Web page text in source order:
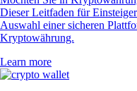
Dieser Leitfaden für
Auswahl einer sicheren
Kryptowährung.
Learn more